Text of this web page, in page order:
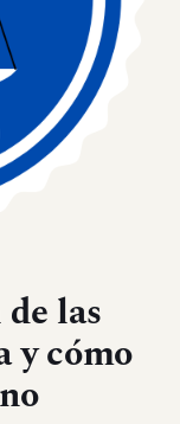
las
y cómo